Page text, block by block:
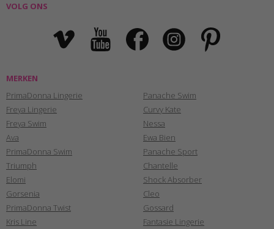
VOLG ONS
MERKEN
PrimaDonna Lingerie
Freya Lingerie
Freya Swim
Ava
PrimaDonna Swim
Triumph
Elomi
Gorsenia
PrimaDonna Twist
Kris Line
Panache Swim
Curvy Kate
Nessa
Ewa Bien
Panache Sport
Chantelle
Shock Absorber
Cleo
Gossard
Fantasie Lingerie